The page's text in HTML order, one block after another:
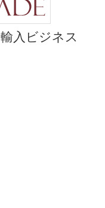
入ビジネス